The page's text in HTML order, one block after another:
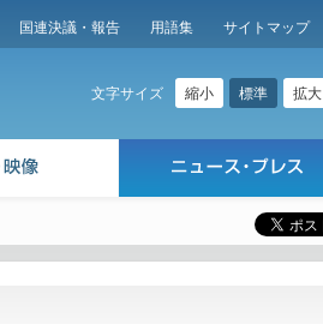
国連決議・報告 用語集 サイトマップ
文字サイズ 縮小 標準 拡大